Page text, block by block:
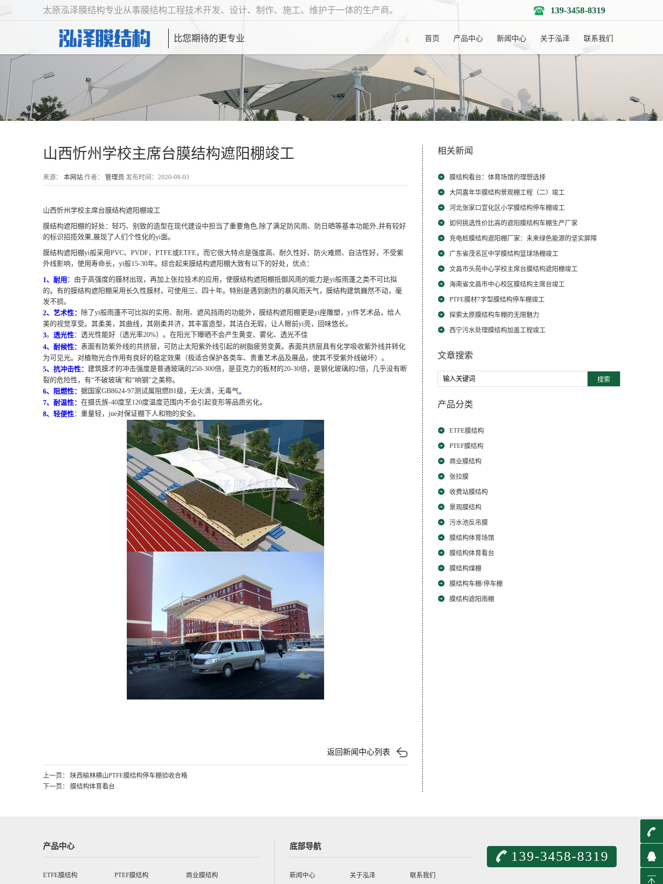
太原泓泽膜结构专业从事膜结构工程技术开发、设计、制作、施工、维护于一体的生产商。 139-3458-8319
比您期待的更专业 首页 产品中心 新闻中心 关于泓泽 联系我们
山西忻州学校主席台膜结构遮阳棚竣工
来源： 本网站 作者： 管理员 发布时间：2020-08-03
山西忻州学校主席台膜结构遮阳棚竣工
膜结构遮阳棚的好处：轻巧、别致的造型在现代建设中担当了重要角色,除了满足防风雨、防日晒等基本功能外,并有较好
的标识招揽效果,展现了人们个性化的yi面。
膜结构遮阳棚yi般采用PVC、PVDF、PTFE或ETFE，而它很大特点是强度高、耐久性好、防火难燃、自洁性好，不受紫
外线影响，使用寿命长，yi般15-30年。综合起来膜结构遮阳棚大致有以下的好处，优点：
1、耐用 ： 由于高强度的膜材出现，再加上张拉技术的应用，使膜结构遮阳棚抵御风雨的能力是yi般雨蓬之类不可比拟
的。有的膜结构遮阳棚采用长久性膜材，可使用三、四十年。特别是遇到剧烈的暴风雨天气，膜结构建筑巍然不动，毫
发不损。
2、艺术性：
除了yi般雨蓬不可比拟的实用、耐用、遮风挡雨的功能外，膜结构遮阳棚更是yi座雕塑，yi件艺术品，给人
美的视觉享受。其柔美，其曲线，其刚柔并济，其丰富造型，其洁白无瑕，让人眼前yi亮，回味悠长。
3。 透光性：透光性能好（透光率20%）。在阳光下曝晒不会产生黄变、雾化、透光不佳
4、耐候性： 表面有防紫外线的共挤层，可防止太阳紫外线引起的树脂疲劳变黄。表面共挤层具有化学吸收紫外线并转化
为可见光。对植物光合作用有良好的稳定效果（极适合保护各类车、贵重艺术品及展品，使其不受紫外线破坏）。
5、抗冲击性： 建筑膜才的冲击强度是普通玻璃的250-300倍，是亚克力的板材的20-30倍，是钢化玻璃的2倍，几乎没有断
裂的危险性，有“不破玻璃”和“响钢”之美称。
6、阻燃性： 据国家GB8624-97测试属阻燃B1级，无火滴，无毒气。
7、耐温性： 在摄氏族-40度至120度温度范围内不会引起变形等品质劣化。
8、轻便性：重量轻，jue对保证棚下人和物的安全。
返回新闻中心列表
上一页： 陕西榆林横山PTFE膜结构停车棚验收合格
下一页： 膜结构体育看台
相关新闻
膜结构看台：体育场馆的理想选择
大同嘉年华膜结构景观棚工程（二）竣工
河北张家口宣化区小学膜结构停车棚竣工
如何挑选性价比高的遮阳膜结构车棚生产厂家
充电桩膜结构遮阳棚厂家：未来绿色能源的坚实屏障
广东省茂名区中学膜结构篮球场棚竣工
文昌市头苑中心学校主席台膜结构遮阳棚竣工
海南省文昌市中心校区膜结构主席台竣工
PTFE膜材7字型膜结构停车棚竣工
探索太原膜结构车棚的无限魅力
西宁污水处理膜结构加盖工程竣工
文章搜索
搜索
产品分类
ETFE膜结构
PTEF膜结构
商业膜结构
张拉膜
收费站膜结构
景观膜结构
污水池反吊膜
膜结构体育场馆
膜结构体育看台
膜结构煤棚
膜结构车棚/停车棚
膜结构遮阳雨棚
产品中心
ETFE膜结构 PTEF膜结构 商业膜结构
底部导航
新闻中心 关于泓泽 联系我们
139-3458-8319
t
q
T